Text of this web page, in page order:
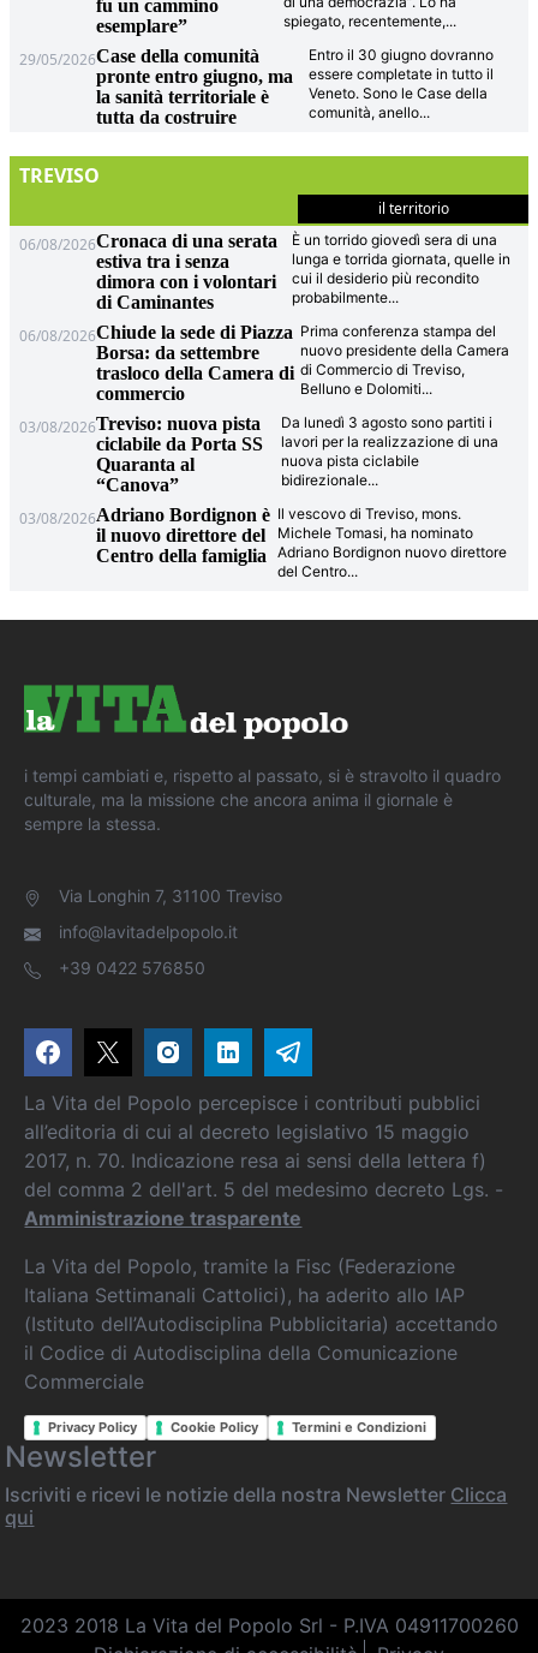
fu un cammino
esemplare”
spiegato, recentemente,...
29/05/2026Case della comunità
pronte entro giugno, ma
la sanità territoriale è
tutta da costruire
Entro il 30 giugno dovranno
essere completate in tutto il
Veneto. Sono le Case della
comunità, anello...
TREVISO
il territorio
06/08/2026Cronaca di una serata
estiva tra i senza
dimora con i volontari
di Caminantes
È un torrido giovedì sera di una
lunga e torrida giornata, quelle in
cui il desiderio più recondito
probabilmente...
06/08/2026Chiude la sede di Piazza
Borsa: da settembre
trasloco della Camera di
commercio
Prima conferenza stampa del
nuovo presidente della Camera
di Commercio di Treviso,
Belluno e Dolomiti...
03/08/2026Treviso: nuova pista
ciclabile da Porta SS
Quaranta al
“Canova”
Da lunedì 3 agosto sono partiti i
lavori per la realizzazione di una
nuova pista ciclabile
bidirezionale...
03/08/2026Adriano Bordignon è
il nuovo direttore del
Centro della famiglia
Il vescovo di Treviso, mons.
Michele Tomasi, ha nominato
Adriano Bordignon nuovo direttore
del Centro...
i tempi cambiati e, rispetto al passato, si è stravolto il quadro
culturale, ma la missione che ancora anima il giornale è
sempre la stessa.
Via Longhin 7, 31100 Treviso
info@lavitadelpopolo.it
+39 0422 576850
La Vita del Popolo percepisce i contributi pubblici
all’editoria di cui al decreto legislativo 15 maggio
2017, n. 70. Indicazione resa ai sensi della lettera f)
del comma 2 dell'art. 5 del medesimo decreto Lgs. -
Amministrazione trasparente
La Vita del Popolo, tramite la Fisc (Federazione
Italiana Settimanali Cattolici), ha aderito allo IAP
(Istituto dell’Autodisciplina Pubblicitaria) accettando
il Codice di Autodisciplina della Comunicazione
Commerciale
Privacy Policy Cookie Policy Termini e Condizioni
Newsletter
Iscriviti e ricevi le notizie della nostra Newsletter Clicca
qui
2023 2018 La Vita del Popolo Srl - P.IVA 04911700260